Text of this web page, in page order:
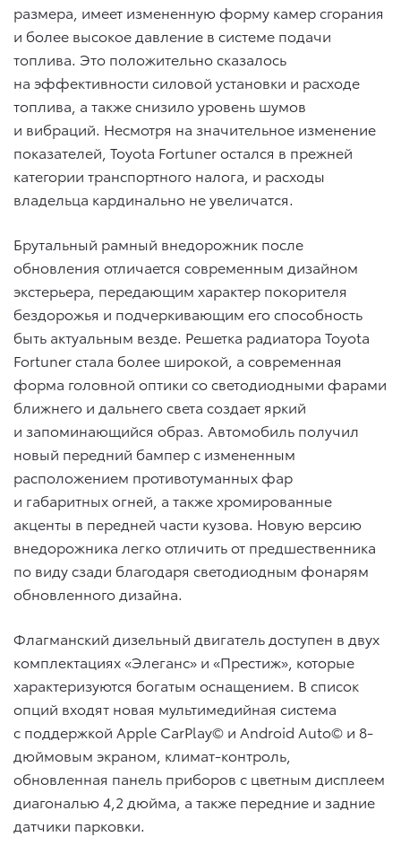
размера, имеет измененную форму камер сгорания
и более высокое давление в системе подачи
топлива. Это положительно сказалось
на эффективности силовой установки и расходе
топлива, а также снизило уровень шумов
и вибраций. Несмотря на значительное изменение
показателей, Toyota Fortuner остался в прежней
категории транспортного налога, и расходы
владельца кардинально не увеличатся.
Брутальный рамный внедорожник после
обновления отличается современным дизайном
экстерьера, передающим характер покорителя
бездорожья и подчеркивающим его способность
быть актуальным везде. Решетка радиатора Toyota
Fortuner стала более широкой, а современная
форма головной оптики со светодиодными фарами
ближнего и дальнего света создает яркий
и запоминающийся образ. Автомобиль получил
новый передний бампер с измененным
расположением противотуманных фар
и габаритных огней, а также хромированные
акценты в передней части кузова. Новую версию
внедорожника легко отличить от предшественника
по виду сзади благодаря светодиодным фонарям
обновленного дизайна.
Флагманский дизельный двигатель доступен в двух
комплектациях «Элеганс» и «Престиж», которые
характеризуются богатым оснащением. В список
опций входят новая мультимедийная система
с поддержкой Apple CarPlay© и Android Auto© и 8-
дюймовым экраном, климат-контроль,
обновленная панель приборов с цветным дисплеем
диагональю 4,2 дюйма, а также передние и задние
датчики парковки.